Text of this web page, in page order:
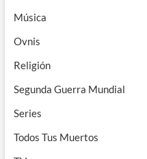
Música
Ovnis
Religión
Segunda Guerra Mundial
Series
Todos Tus Muertos